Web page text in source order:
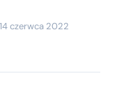
14 czerwca 2022